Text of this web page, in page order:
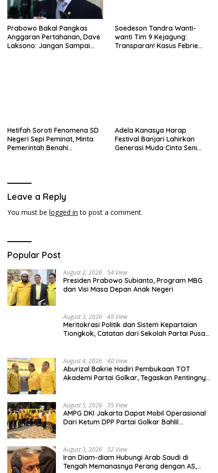
Prabowo Bakal Pangkas
Anggaran Pertahanan, Dave
Laksono: Jangan Sampai
Soedeson Tandra Wanti-
wanti Tim 9 Kejagung:
Transparan! Kasus Febrie
Hetifah Soroti Fenomena SD
Negeri Sepi Peminat, Minta
Pemerintah Benahi
Adela Kanasya Harap
Festival Banjari Lahirkan
Generasi Muda Cinta Seni
Leave a Reply
You must be logged in to post a comment.
Popular Post
August 2, 2026 54 View
Presiden Prabowo Subianto, Program MBG
dan Visi Masa Depan Anak Negeri
August 3, 2026 49 View
Meritokrasi Politik dan Sistem Kepartaian
Tiongkok, Catatan dari Sekolah Partai Pusat
August 4, 2026 40 View
Aburizal Bakrie Hadiri Pembukaan TOT
Akademi Partai Golkar, Tegaskan Pentingnya
August 5, 2026 35 View
AMPG DKI Jakarta Dapat Mobil Operasional
Dari Ketum DPP Partai Golkar Bahlil
August 3, 2026 32 View
Iran Diam-diam Hubungi Arab Saudi di
Tengah Memanasnya Perang dengan AS,